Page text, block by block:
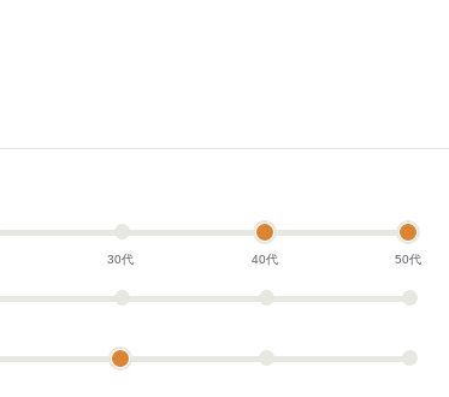
30代 40代 50代